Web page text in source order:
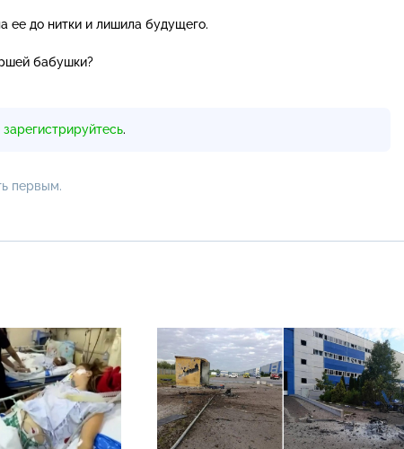
ее до нитки и лишила будущего.
бабушки?
зарегистрируйтесь.
первым.